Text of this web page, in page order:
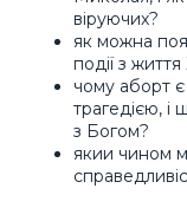
віруючих?
як можна
події з
чому аборт
трагедією, і
з Богом?
якии чином